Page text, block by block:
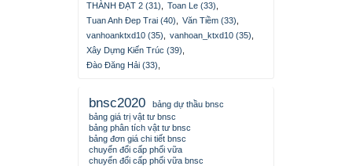
THÀNH ĐẠT 2 (31)
Toan Le (33)
Tuan Anh Đep Trai (40)
Văn Tiềm (33)
vanhoanktxd10 (35)
vanhoan_ktxd10 (35)
Xây Dựng Kiến Trúc (39)
Đào Đăng Hải (33)
bnsc2020
bảng dự thầu bnsc
bảng giá trị vật tư bnsc
bảng phân tích vật tư bnsc
bảng đơn giá chi tiết bnsc
chuyển đổi cấp phối vữa
chuyển đổi cấp phối vữa bnsc